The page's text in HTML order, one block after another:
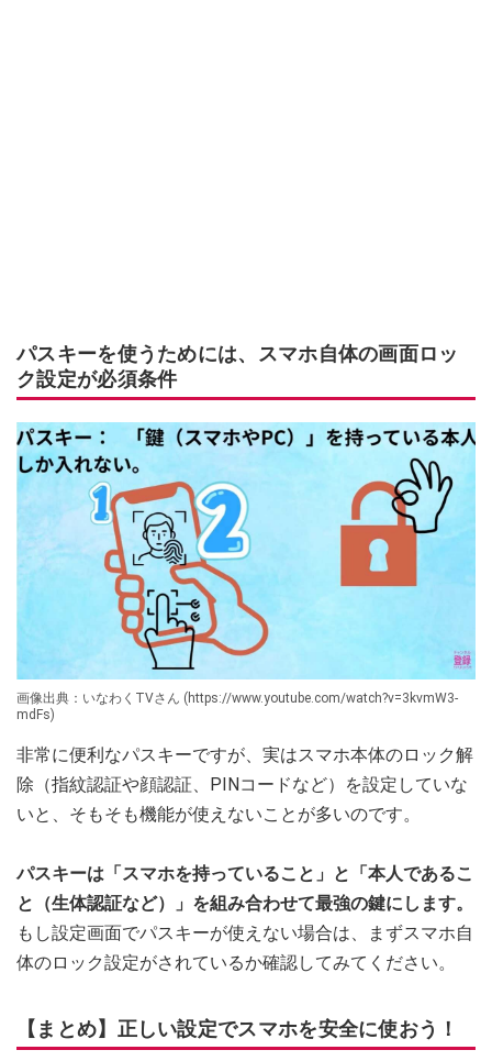
パスキーを使うためには、スマホ自体の画面ロッ
ク設定が必須条件
画像出典：いなわくTVさん (https://www.youtube.com/watch?v=3kvmW3-
mdFs)
非常に便利なパスキーですが、実はスマホ本体のロック解
除（指紋認証や顔認証、PINコードなど）を設定していな
いと、そもそも機能が使えないことが多いのです。
パスキーは「スマホを持っていること」と「本人であるこ
と（生体認証など）」を組み合わせて最強の鍵にします。
もし設定画面でパスキーが使えない場合は、まずスマホ自
体のロック設定がされているか確認してみてください。
【まとめ】正しい設定でスマホを安全に使おう！